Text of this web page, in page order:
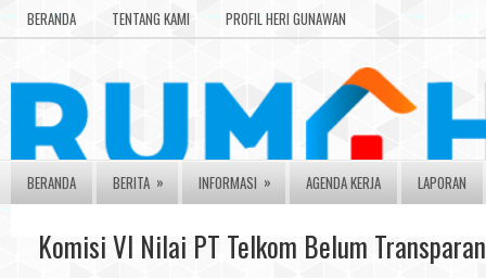
BERANDA TENTANG KAMI PROFIL HERI GUNAWAN
BERANDA BERITA » INFORMASI » AGENDA KERJA LAPORAN
Komisi VI Nilai PT Telkom Belum